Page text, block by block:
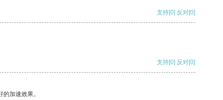
支持[0] 反对[0]
支持[0] 反对[0]
加速效果。